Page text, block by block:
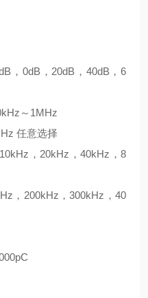
，0dB，20dB，40dB，6
～1MHz
任意选择
，20kHz，40kHz，8
，200kHz，300kHz，40